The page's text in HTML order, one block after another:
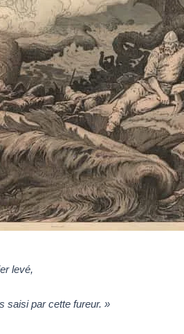
levé,
saisi par cette fureur. »